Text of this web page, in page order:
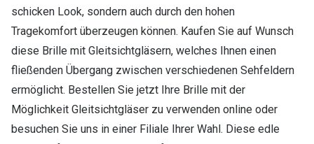
schicken Look, sondern auch durch den hohen
Tragekomfort überzeugen können. Kaufen Sie auf Wunsch
diese Brille mit Gleitsichtgläsern, welches Ihnen einen
fließenden Übergang zwischen verschiedenen Sehfeldern
ermöglicht. Bestellen Sie jetzt Ihre Brille mit der
Möglichkeit Gleitsichtgläser zu verwenden online oder
besuchen Sie uns in einer Filiale Ihrer Wahl. Diese edle